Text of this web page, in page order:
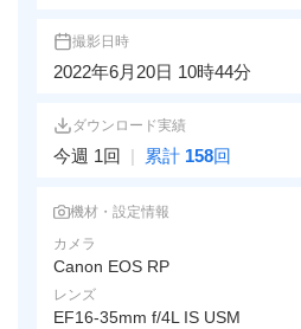
撮影日時
2022年6月20日 10時44分
ダウンロード実績
今週 1回 | 累計 158回
機材・設定情報
カメラ
Canon EOS RP
レンズ
EF16-35mm f/4L IS USM